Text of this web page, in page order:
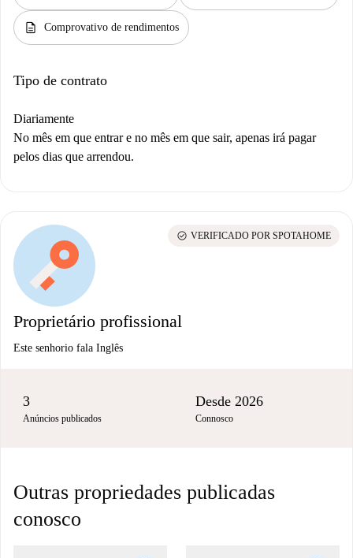
description
Comprovativo de rendimentos
Tipo de contrato
Diariamente
No mês em que entrar e no mês em que sair, apenas irá pagar
pelos dias que arrendou.
Proprietário profissional
Este senhorio fala Inglês
check_circle VERIFICADO POR SPOTAHOME
3
Anúncios publicados
Desde 2026
Connosco
Outras propriedades publicadas
conosco